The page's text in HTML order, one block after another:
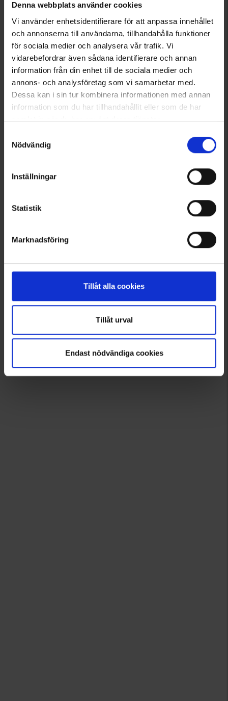
Denna webbplats använder cookies
Vi använder enhetsidentifierare för att anpassa innehållet
och annonserna till användarna, tillhandahålla funktioner
för sociala medier och analysera vår trafik. Vi
vidarebefordrar även sådana identifierare och annan
information från din enhet till de sociala medier och
annons- och analysföretag som vi samarbetar med.
Dessa kan i sin tur kombinera informationen med annan
information som du har tillhandahållit eller som de har
samlat in när du har använt deras tjänster.
Nödvändig
Inställningar
Statistik
Marknadsföring
Tillåt alla cookies
Tillåt urval
Endast nödvändiga cookies
Champion Vakuumförpackare Pro CHVF410
169 €
Tuotteet 1–1 kaikkiaan 1:sta